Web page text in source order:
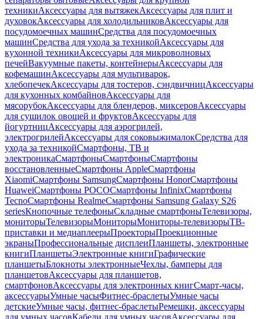
техникиАксессуары для вытяжекАксессуары для плит и
духовокАксессуары для холодильниковАксессуары для
посудомоечных машинСредства для посудомоечных
машинСредства для ухода за техникойАксессуары для
кухонной техникиАксессуары для микроволновых
печейВакуумные пакеты, контейнерыАксессуары для
кофемашинАксессуары для мультиварок,
хлебопечекАксессуары для тостеров, сэндвичницАксессуары
для кухонных комбайновАксессуары для
мясорубокАксессуары для блендеров, миксеровАксессуары
для сушилок овощей и фруктовАксессуары для
йогуртницАксессуары для аэрогрилей,
электрогрилейАксессуары для соковыжималокСредства для
ухода за техникойСмартфоны, ТВ и
электроникаСмартфоныСмартфоныСмартфоны
восстановленныеСмартфоны AppleСмартфоны
XiaomiСмартфоны SamsungСмартфоны HonorСмартфоны
HuaweiСмартфоны POCOСмартфоны InfinixСмартфоны
TecnoСмартфоны RealmeСмартфоны Samsung Galaxy S26
seriesКнопочные телефоныСкладные смартфоныТелевизоры,
мониторыТелевизорыМониторыМониторы-телевизорыТВ-
приставки и медиаплеерыПроекторыПроекционные
экраныПрофессиональные дисплеиПланшеты, электронные
книгиПланшетыЭлектронные книгиГрафические
планшетыБлокноты электронныеЧехлы, бамперы для
планшетовАксессуары для планшетов,
смартфоновАксессуары для электронных книгСмарт-часы,
аксессуарыУмные часыФитнес-браслетыУмные часы
детскиеУмные часы, фитнес-браслетыРемешки, аксессуары
для умных часовКабели для умных часовАксессуары для